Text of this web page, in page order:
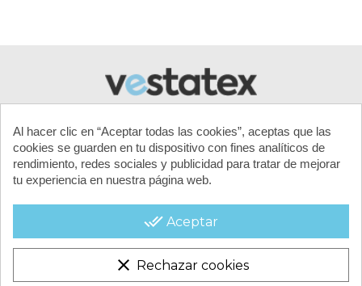
CONTACTA CON NOSOTROS
CONDICIONES COMERCIALES
Al hacer clic en “Aceptar todas las cookies”, aceptas que las
cookies se guarden en tu dispositivo con fines analíticos de
rendimiento, redes sociales y publicidad para tratar de mejorar
tu experiencia en nuestra página web.
done_all Aceptar
clear Rechazar cookies